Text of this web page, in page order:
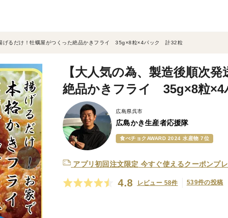
揚げるだけ！牡蠣屋がつくった絶品かきフライ 35g×8粒×4パック 計32粒
【大人気の為、製造後順次
絶品かきフライ 35g×8粒
広島県呉市
広島かき生産者応援隊
食べチョクAWARD 2024 水産物 7位
アプリ初回注文限定 今すぐ使えるクーポンプ
4.8 レビュー 58件 539件の投稿